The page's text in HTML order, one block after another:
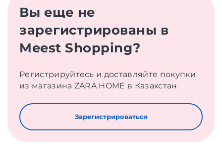
Вы еще не
зарегистрированы в
Meest Shopping?
Регистрируйтесь и доставляйте покупки
из магазина ZARA HOME в Казахстан
Зарегистрироваться